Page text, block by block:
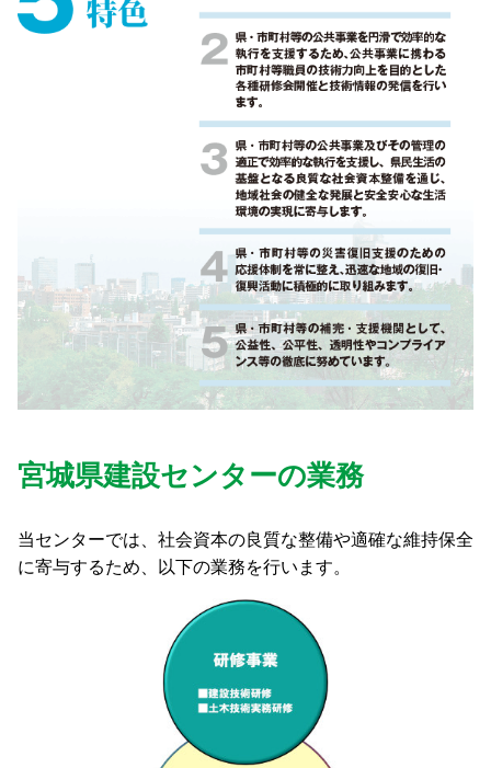
宮城県建設センターの業務
当センターでは、社会資本の良質な整備や適確な維持保全
に寄与するため、以下の業務を行います。